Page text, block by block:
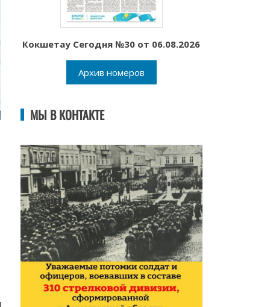
Кокшетау Сегодня №30 от 06.08.2026
Архив номеров
МЫ В КОНТАКТЕ